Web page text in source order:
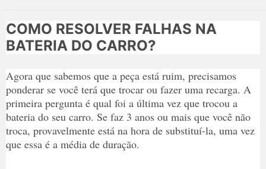
COMO RESOLVER FALHAS NA
BATERIA DO CARRO?
Agora que sabemos que a peça está ruim, precisamos
ponderar se você terá que trocar ou fazer uma recarga. A
primeira pergunta é qual foi a última vez que trocou a
bateria do seu carro. Se faz 3 anos ou mais que você não
troca, provavelmente está na hora de substituí-la, uma vez
que essa é a média de duração.